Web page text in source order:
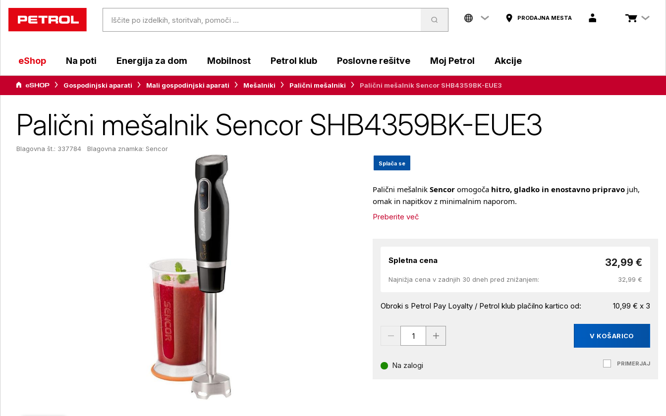
PRODAJNA MESTA
eShop Na poti Energija za dom Mobilnost Petrol klub Poslovne rešitve Moj Petrol Akcije
Gospodinjski aparati Mali gospodinjski aparati Mešalniki Palični mešalniki Palični mešalnik Sencor SHB4359BK-EUE3
Palični mešalnik Sencor SHB4359BK-EUE3
Blagovna št.: 337784 Blagovna znamka: Sencor
Splača se
Palični mešalnikSencor omogoča hitro, gladko in enostavno pripravo juh,
omak in napitkov z minimalnim naporom.
Preberite več
Spletna cena 32,99 €
Najnižja cena v zadnjih 30 dneh pred znižanjem: 32,99 €
Obroki s Petrol Pay Loyalty / Petrol klub plačilno kartico od: 10,99 € x 3
V KOŠARICO
Na zalogi PRIMERJAJ